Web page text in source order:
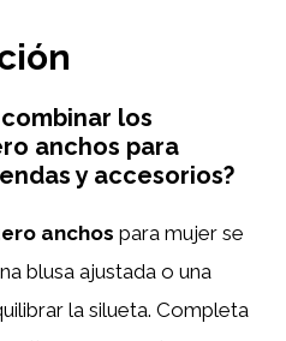
los
anchos para
y accesorios?
anchos para mujer se
blusa ajustada o una
la silueta. Completa